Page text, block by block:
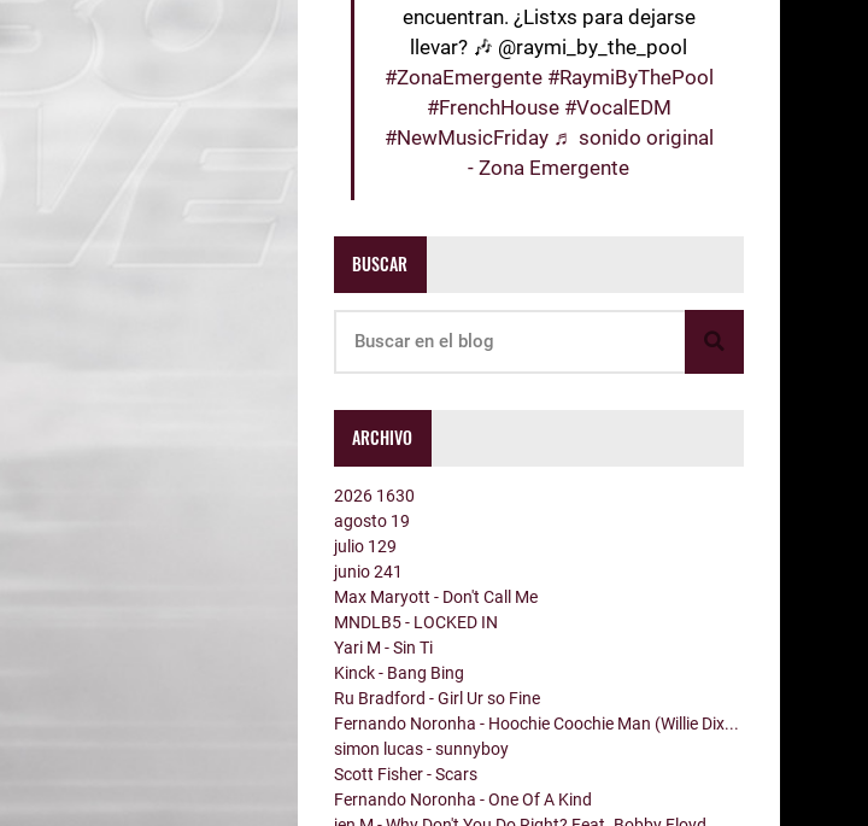
encuentran. ¿Listxs para dejarse
llevar? 🎶 @raymi_by_the_pool
#ZonaEmergente #RaymiByThePool
#FrenchHouse #VocalEDM
#NewMusicFriday ♬ sonido original
- Zona Emergente
BUSCAR
ARCHIVO
2026 1630
agosto 19
julio 129
junio241
Max Maryott - Don't Call Me
MNDLB5 - LOCKED IN
Yari M - Sin Ti
Kinck - Bang Bing
Ru Bradford - Girl Ur so Fine
Fernando Noronha - Hoochie Coochie Man (Willie Dix...
simon lucas - sunnyboy
Scott Fisher - Scars
Fernando Noronha - One Of A Kind